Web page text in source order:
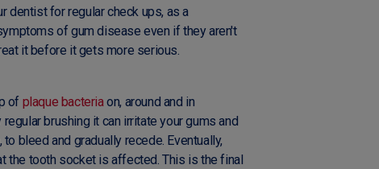
dentist for regular check ups, as a
of gum disease even if they aren't
it before it gets more serious.
of plaque bacteriaon, around and in
brushing it can irritate your gums and
bleed and gradually recede. Eventually,
the tooth socket is affected. This is the final